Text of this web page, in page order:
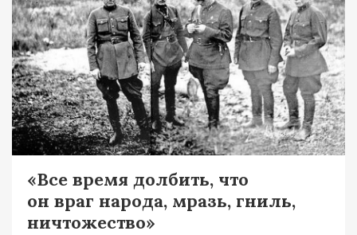
«Все время долбить, что
он враг народа, мразь, гниль,
ничтожество»